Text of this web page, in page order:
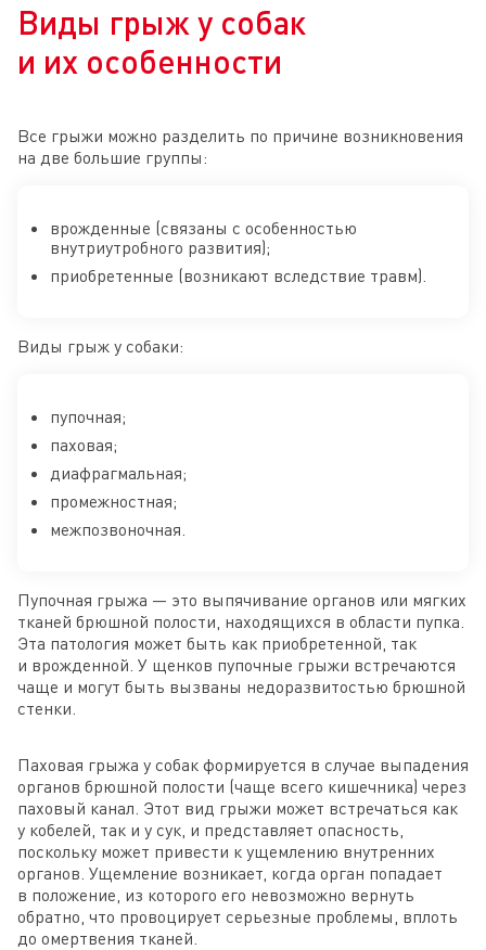
Виды грыж у собак
и их особенности
Все грыжи можно разделить по причине возникновения
на две большие группы:
врожденные (связаны с особенностью
внутриутробного развития);
приобретенные (возникают вследствие травм).
Виды грыж у собаки:
пупочная;
паховая;
диафрагмальная;
промежностная;
межпозвоночная.
Пупочная грыжа — это выпячивание органов или мягких
тканей брюшной полости, находящихся в области пупка.
Эта патология может быть как приобретенной, так
и врожденной. У щенков пупочные грыжи встречаются
чаще и могут быть вызваны недоразвитостью брюшной
стенки.
Паховая грыжа у собак формируется в случае выпадения
органов брюшной полости (чаще всего кишечника) через
паховый канал. Этот вид грыжи может встречаться как
у кобелей, так и у сук, и представляет опасность,
поскольку может привести к ущемлению внутренних
органов. Ущемление возникает, когда орган попадает
в положение, из которого его невозможно вернуть
обратно, что провоцирует серьезные проблемы, вплоть
до омертвения тканей.